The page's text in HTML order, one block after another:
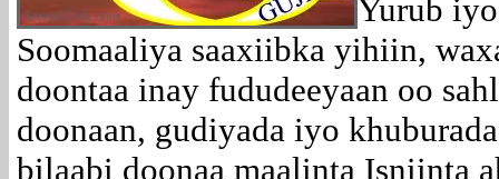
Yurub
Soomaaliya saaxiibka yihiin,
doontaa inay fududeeyaan oo
doonaan, gudiyada iyo
bilaabi doonaa maalinta Isniinta